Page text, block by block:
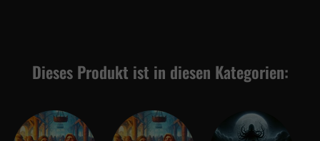
Dieses Produkt ist in diesen Kategorien: